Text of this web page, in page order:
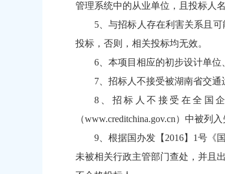
管理系统中的从业单位，且投标人
5、与招标人存在利害关系且
投标，否则，相关投标均无效。
6、本项目相应的初步设计单位
7、招标人不接受被湖南省交
8、招标人不接受在全国
（www.creditchina.gov.cn）中被列入
9、根据国办发【2016】1号《
未被相关行政主管部门查处，并且